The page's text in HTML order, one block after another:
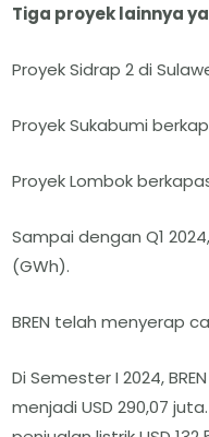
Tiga proyek lainnya
Proyek Sidrap 2 di
Proyek Sukabumi
Proyek Lombok
Sampai dengan Q1
(GWh).
BREN telah menyerap
Di Semester I 2024,
menjadi USD 290,07